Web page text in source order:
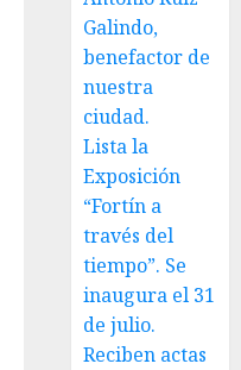
Galindo,
benefactor de
nuestra
ciudad.
Lista la
Exposición
“Fortín a
través del
tiempo”. Se
inaugura el 31
de julio.
Reciben actas